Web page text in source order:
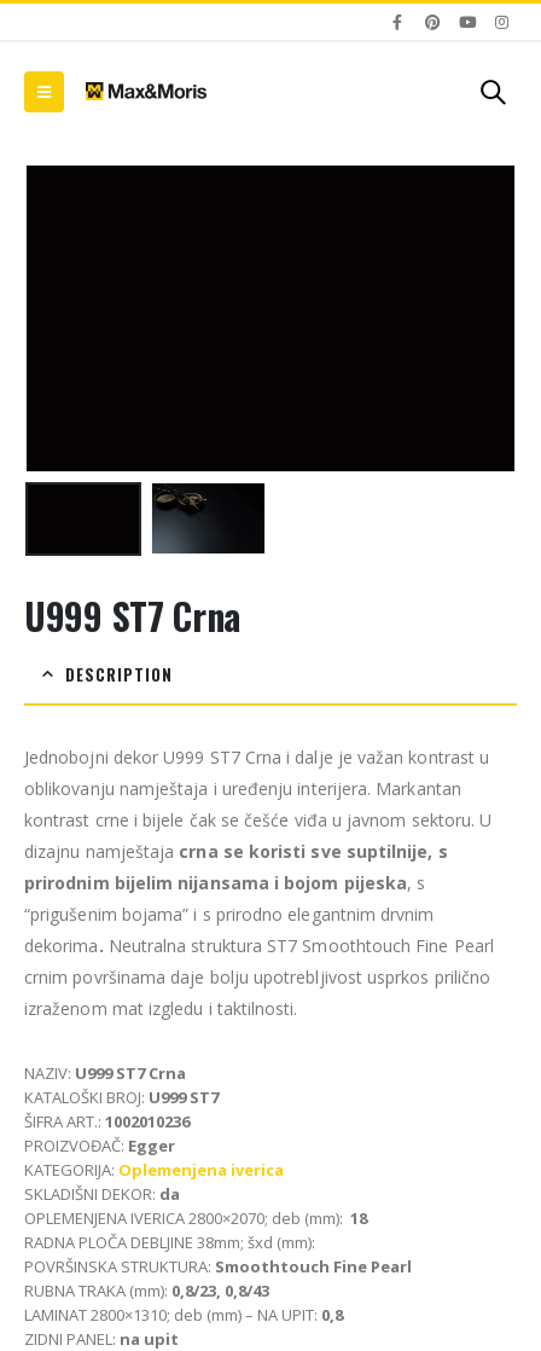
U999 ST7 Crna
DESCRIPTION
Jednobojni dekor U999 ST7 Crna i dalje je važan kontrast u
oblikovanju namještaja i uređenju interijera. Markantan
kontrast crne i bijele čak se češće viđa u javnom sektoru. U
dizajnu namještaja crna se koristi sve suptilnije, s
prirodnim bijelim nijansama i bojom pijeska, s
“prigušenim bojama” i s prirodno elegantnim drvnim
dekorima. Neutralna struktura ST7 Smoothtouch Fine Pearl
crnim površinama daje bolju upotrebljivost usprkos prilično
izraženom mat izgledu i taktilnosti.
NAZIV: U999 ST7 Crna
KATALOŠKI BROJ: U999 ST7
ŠIFRA ART.: 1002010236
PROIZVOĐAČ: Egger
KATEGORIJA: Oplemenjena iverica
SKLADIŠNI DEKOR: da
OPLEMENJENA IVERICA 2800×2070; deb (mm): 18
RADNA PLOČA DEBLJINE 38mm; šxd (mm):
POVRŠINSKA STRUKTURA: Smoothtouch Fine Pearl
RUBNA TRAKA (mm): 0,8/23, 0,8/43
LAMINAT 2800×1310; deb (mm) – NA UPIT: 0,8
ZIDNI PANEL: na upit